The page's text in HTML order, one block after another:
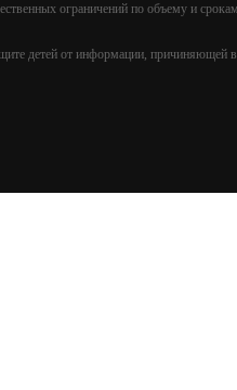
ограничений по объему и
детей от информации,